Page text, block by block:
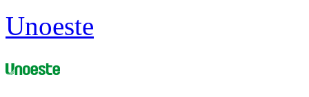
Unoeste